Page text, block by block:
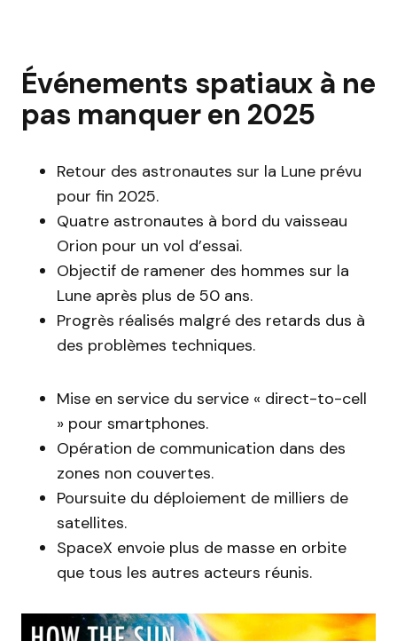
Événements spatiaux à ne
pas manquer en 2025
Retour des astronautes sur la Lune prévu
pour fin 2025.
Quatre astronautes à bord du vaisseau
Orion pour un vol d’essai.
Objectif de ramener des hommes sur la
Lune après plus de 50 ans.
Progrès réalisés malgré des retards dus à
des problèmes techniques.
Mise en service du service « direct-to-cell
» pour smartphones.
Opération de communication dans des
zones non couvertes.
Poursuite du déploiement de milliers de
satellites.
SpaceX envoie plus de masse en orbite
que tous les autres acteurs réunis.